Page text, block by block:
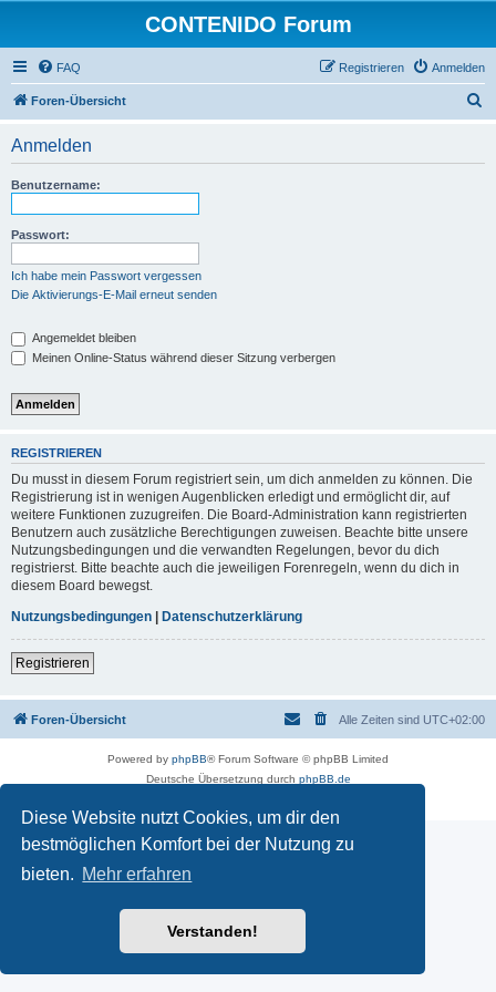
Diese Website nutzt Cookies, um dir den
bestmöglichen Komfort bei der Nutzung zu
bieten. Mehr erfahren
Verstanden!
CONTENIDO Forum
FAQ Anmelden
Registrieren
Foren-Übersicht
Anmelden
Benutzername:
Passwort:
Ich habe mein Passwort vergessen
Die Aktivierungs-E-Mail erneut senden
Angemeldet bleiben
Meinen Online-Status während dieser Sitzung verbergen
REGISTRIEREN
Du musst in diesem Forum registriert sein, um dich anmelden zu können. Die
Registrierung ist in wenigen Augenblicken erledigt und ermöglicht dir, auf
weitere Funktionen zuzugreifen. Die Board-Administration kann registrierten
Benutzern auch zusätzliche Berechtigungen zuweisen. Beachte bitte unsere
Nutzungsbedingungen und die verwandten Regelungen, bevor du dich
registrierst. Bitte beachte auch die jeweiligen Forenregeln, wenn du dich in
diesem Board bewegst.
Nutzungsbedingungen | Datenschutzerklärung
Registrieren
Foren-Übersicht Alle Zeiten sind UTC+02:00
Powered by phpBB® Forum Software © phpBB Limited
Deutsche Übersetzung durch phpBB.de